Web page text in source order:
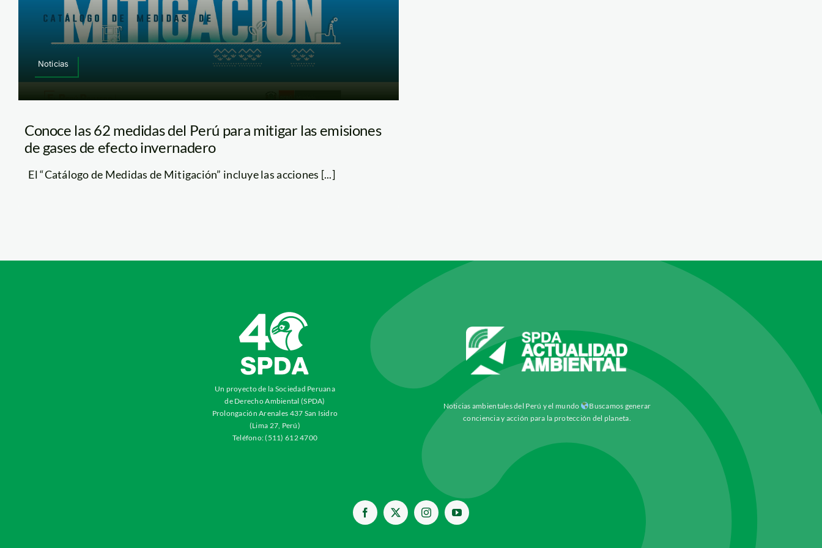
Noticias
Conoce las 62 medidas del Perú para mitigar las emisiones
de gases de efecto invernadero
El “Catálogo de Medidas de Mitigación” incluye las acciones [...]
Un proyecto de la Sociedad Peruana
de Derecho Ambiental (SPDA)
Prolongación Arenales 437 San Isidro
(Lima 27, Perú)
Teléfono: (511) 612 4700
Noticias ambientales del Perú y el mundo
Buscamos generar
conciencia y acción para la protección del planeta.